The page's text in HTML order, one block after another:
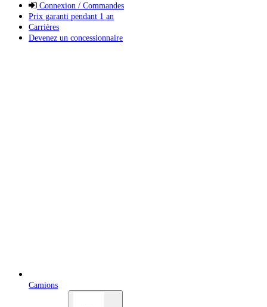
Connexion / Commandes
Prix garanti pendant 1 an
Carrières
Devenez un concessionnaire
Camions